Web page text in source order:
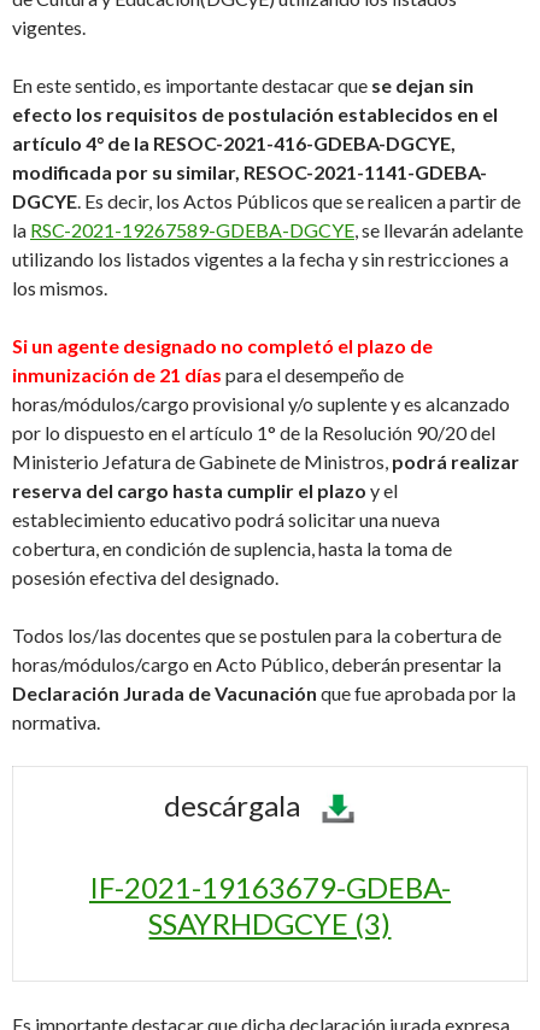
vigentes.
En este sentido, es importante destacar que se dejan sin
efecto los requisitos de postulación establecidos en el
artículo 4° de la RESOC-2021-416-GDEBA-DGCYE,
modificada por su similar, RESOC-2021-1141-GDEBA-
DGCYE. Es decir, los Actos Públicos que se realicen a partir de
la RSC-2021-19267589-GDEBA-DGCYE, se llevarán adelante
utilizando los listados vigentes a la fecha y sin restricciones a
los mismos.
Si un agente designado no completó el plazo de
inmunización de 21 días para el desempeño de
horas/módulos/cargo provisional y/o suplente y es alcanzado
por lo dispuesto en el artículo 1° de la Resolución 90/20 del
Ministerio Jefatura de Gabinete de Ministros, podrá realizar
reserva del cargo hasta cumplir el plazo y el
establecimiento educativo podrá solicitar una nueva
cobertura, en condición de suplencia, hasta la toma de
posesión efectiva del designado.
Todos los/las docentes que se postulen para la cobertura de
horas/módulos/cargo en Acto Público, deberán presentar la
Declaración Jurada de Vacunación que fue aprobada por la
normativa.
descárgala
IF-2021-19163679-GDEBA-
SSAYRHDGCYE (3)
Es importante destacar que dicha declaración jurada expresa